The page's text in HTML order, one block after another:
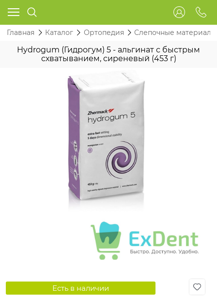
Главная Каталог Ортопедия Слепочные материалы
Hydrogum (Гидрогум) 5 - альгинат с быстрым
схватыванием, сиреневый (453 г)
Есть в наличии